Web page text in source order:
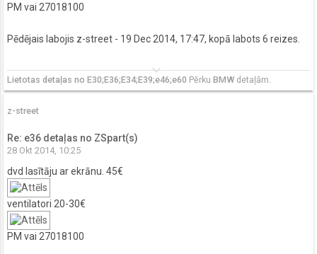
PM vai 27018100
Pēdējais labojis z-street - 19 Dec 2014, 17:47, kopā labots 6 reizes.
keyboard_arrow_down
Lietotas detaļas no E30;E36;E34;E39;e46;e60 Pērku BMW detaļām.
z-street
Re: e36 detaļas no ZSpart(s)
28 Okt 2014, 10:25
dvd lasītāju ar ekrānu. 45€
ventilatori 20-30€
PM vai 27018100